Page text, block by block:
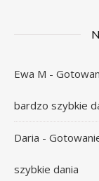
Ewa M -
bardzo szybkie
Daria -
szybkie dania